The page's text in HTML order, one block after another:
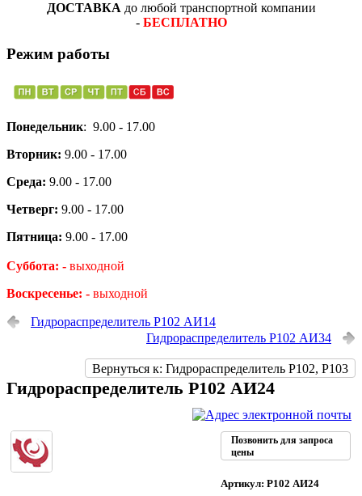
ДОСТАВКА до любой транспортной компании
- БЕСПЛАТНО
Режим работы
Понедельник: 9.00 - 17.00
Вторник: 9.00 - 17.00
Среда: 9.00 - 17.00
Четверг: 9.00 - 17.00
Пятница: 9.00 - 17.00
Суббота: - выходной
Воскресенье: - выходной
Гидрораспределитель Р102 АИ14
Гидрораспределитель Р102 АИ34
Вернуться к: Гидрораспределитель Р102, Р103
Гидрораспределитель Р102 АИ24
Позвонить для запроса
цены
Артикул: Р102 АИ24